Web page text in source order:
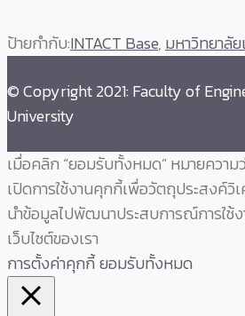
ป้ายกำกับ:INTACT Base, มหาวิทยาลัย
© Copyright 2021: Faculty of
University
เมื่อคลิก “ยอมรับทั้งหมด” หมายความ
เปิดการใช้งานคุกกี้เพื่อวัตถุประสงค์วิเ
นำข้อมูลไปพัฒนาประสบการณ์การใช้
เว็บไซต์ของเรา
การตั้งค่าคุกกี้ยอมรับทั้งหมด